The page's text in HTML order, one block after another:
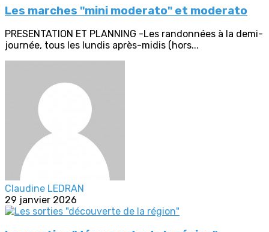
Les marches "mini moderato" et moderato
PRESENTATION ET PLANNING -Les randonnées à la demi-
journée, tous les lundis après-midis (hors...
Claudine LEDRAN
29 janvier 2026